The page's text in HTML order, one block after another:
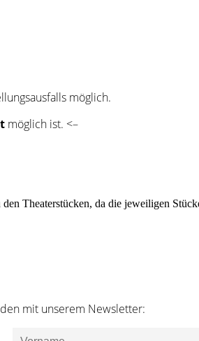
möglich.
möglich ist. <–
Theaterstücken, da die jeweiligen
mit unserem Newsletter: